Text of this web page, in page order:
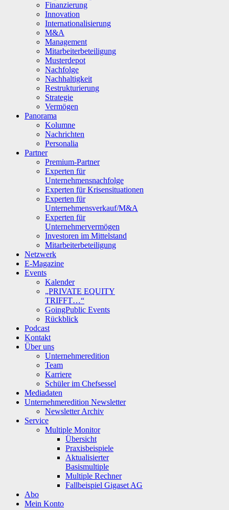
Finanzierung
Innovation
Internationalisierung
M&A
Management
Mitarbeiterbeteiligung
Musterdepot
Nachfolge
Nachhaltigkeit
Restrukturierung
Strategie
Vermögen
Panorama
Kolumne
Nachrichten
Personalia
Partner
Premium-Partner
Experten für
Unternehmensnachfolge
Experten für Krisensituationen
Experten für
Unternehmensverkauf/M&A
Experten für
Unternehmervermögen
Investoren im Mittelstand
Mitarbeiterbeteiligung
Netzwerk
E-Magazine
Events
Kalender
„PRIVATE EQUITY
TRIFFT…“
GoingPublic Events
Rückblick
Podcast
Kontakt
Über uns
Unternehmeredition
Team
Karriere
Schüler im Chefsessel
Mediadaten
Unternehmeredition Newsletter
Newsletter Archiv
Service
Multiple Monitor
Übersicht
Praxisbeispiele
Aktualisierter
Basismultiple
Multiple Rechner
Fallbeispiel Gigaset AG
Abo
Mein Konto